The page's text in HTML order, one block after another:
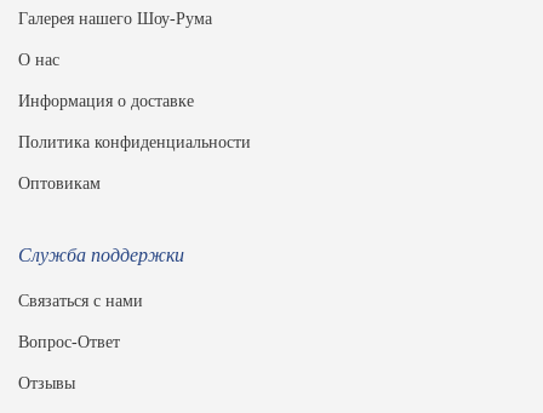
Галерея нашего Шоу-Рума
О нас
Информация о доставке
Политика конфиденциальности
Оптовикам
Служба поддержки
Связаться с нами
Вопрос-Ответ
Отзывы